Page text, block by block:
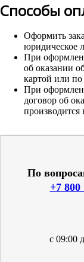
Способы
Оформить
юридическое
При
об оказании
картой или по
При
договор об
производится
По
+7 800
с 09:00